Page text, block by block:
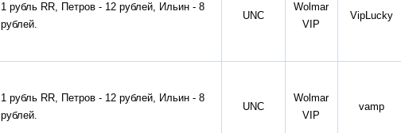
1 рубль RR, Петров - 12 рублей, Ильин - 8
рублей.
UNC
Wolmar
VIP
VipLucky
1 рубль RR, Петров - 12 рублей, Ильин - 8
рублей.
UNC
Wolmar
VIP
vamp